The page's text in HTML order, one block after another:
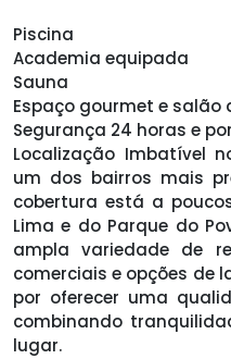
Piscina
Academia equipada
Sauna
Espaço gourmet e salão
Segurança 24 horas e
Localização Imbatível
um dos bairros mais
cobertura está a
Lima e do Parque do
ampla variedade de
comerciais e opções de
por oferecer uma
combinando
lugar.